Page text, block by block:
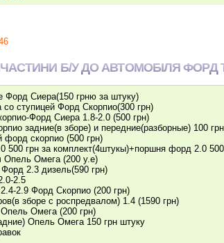
Б/У ДО АВТОМОБІЛЯ ФОРД
Форд Сиера(150 грню за штуку)
со ступицей Форд Скорпио(300 грн)
Форд Сиера 1.8-2.0 (500 грн)
задние(в зборе) и передние(разборные) 100
форд скорпио (500 грн)
500 грн за комплект(4штукы)+поршня форд 2.0
Опель Омега (200 у.е)
2.3 дизель(590 грн)
2.5
2.9 Форд Скорпио (200 грн)
зборе с роспредвалом) 1.4 (1590 грн)
Омега (200 грн)
Опель Омега 150 грн штуку